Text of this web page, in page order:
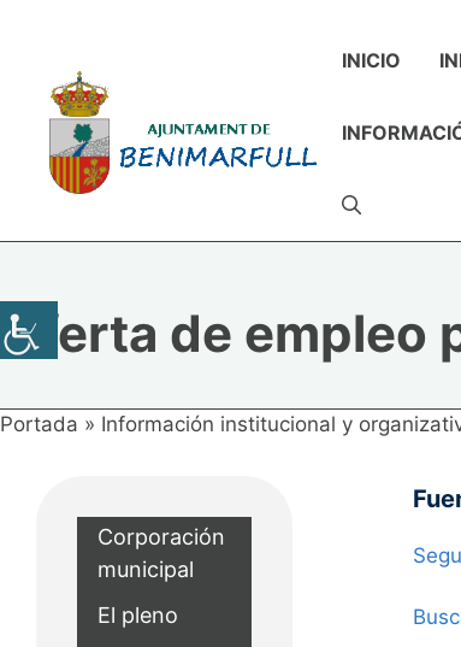
contenido
INICIO
Oferta de empleo
Portada » Información institucional y
Corporación
municipal
El pleno